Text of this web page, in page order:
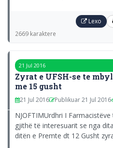
Lexo
2669 karaktere
21 Jul 2016
Zyrat e UFSH-se te
me 15 gusht
21 Jul 2016 Publikuar 21 Jul 2016
NJOFTIMUrdhri I
gjithë të interesuarit se nga
ditën e Premte dt 12 Gusht